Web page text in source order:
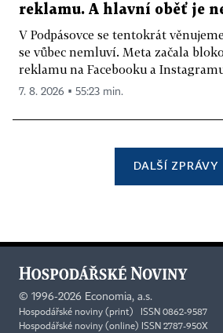
reklamu. A hlavní oběť je
V Podpásovce se tentokrát
se vůbec nemluví. Meta začala
reklamu na Facebooku a
7. 8. 2026 ▪ 55:23 min.
DALŠÍ ZPRÁVY
© 1996-2026 Economia, a.s.
Hospodářské noviny (print) ISSN 0862-9587
Hospodářské noviny (online) ISSN 2787-950X